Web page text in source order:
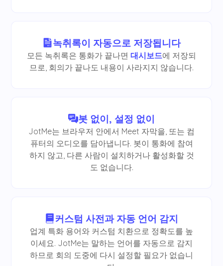
녹취록이 자동으로 저장됩니다
모든 녹취록은 통화가 끝나면 대시보드에 저장되
므로, 회의가 끝나도 내용이 사라지지 않습니다.
봇 없이, 설정 없이
JotMe는 브라우저 안에서 Meet 자막을, 또는 컴
퓨터의 오디오를 담아냅니다. 봇이 통화에 참여
하지 않고, 다른 사람이 설치하거나 활성화할 것
도 없습니다.
커스텀 사전과 자동 언어 감지
업계 특화 용어와 커스텀 치환으로 정확도를 높
이세요. JotMe는 말하는 언어를 자동으로 감지
하므로 회의 도중에 다시 설정할 필요가 없습니